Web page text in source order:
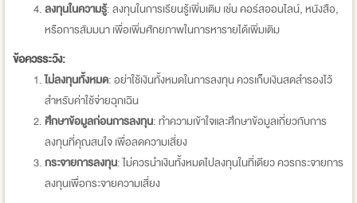
ลงทุนในความรู้: ลงทุนในการเรียนรู้เพิ่มเติม เช่น คอร์สออนไลน์, หนังสือ,
หรือการสัมมนา เพื่อเพิ่มศักยภาพในการหารายได้เพิ่มเติม
ข้อควรระวัง:
ไม่ลงทุนทั้งหมด: อย่าใช้เงินทั้งหมดในการลงทุน ควรเก็บเงินสดสำรองไว้
สำหรับค่าใช้จ่ายฉุกเฉิน
ศึกษาข้อมูลก่อนการลงทุน: ทำความเข้าใจและศึกษาข้อมูลเกี่ยวกับการ
ลงทุนที่คุณสนใจ เพื่อลดความเสี่ยง
กระจายการลงทุน: ไม่ควรนำเงินทั้งหมดไปลงทุนในที่เดียว ควรกระจายการ
ลงทุนเพื่อกระจายความเสี่ยง